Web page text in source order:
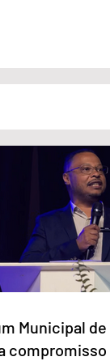
a 30 anos
doente a
Municipal
compromisso